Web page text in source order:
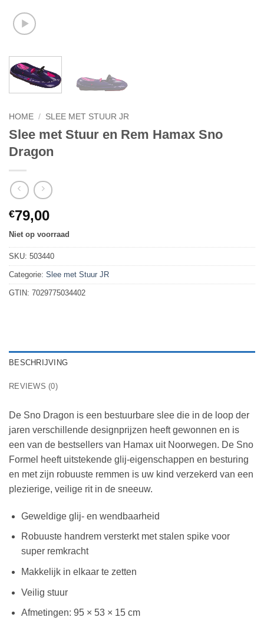
HOME / SLEE MET STUUR JR
Slee met Stuur en Rem Hamax Sno
Dragon
€79,00
Niet op voorraad
SKU: 503440
Categorie: Slee met Stuur JR
GTIN: 7029775034402
BESCHRIJVING
REVIEWS (0)
De Sno Dragon is een bestuurbare slee die in de loop der
jaren verschillende designprijzen heeft gewonnen en is
een van de bestsellers van Hamax uit Noorwegen. De Sno
Formel heeft uitstekende glij-eigenschappen en besturing
en met zijn robuuste remmen is uw kind verzekerd van een
plezierige, veilige rit in de sneeuw.
Geweldige glij- en wendbaarheid
Robuuste handrem versterkt met stalen spike voor
super remkracht
Makkelijk in elkaar te zetten
Veilig stuur
Afmetingen: 95 × 53 × 15 cm